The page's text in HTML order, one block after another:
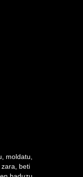
moldatu,
beti